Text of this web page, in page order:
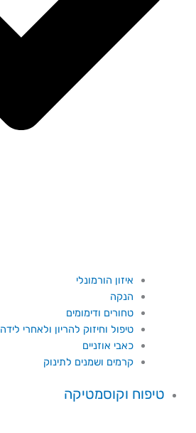
איזון הורמונלי
הנקה
טחורים ודימומים
טיפול וחיזוק להריון ולאחרי לידה
כאבי אוזניים
קרמים ושמנים לתינוק
טיפוח וקוסמטיקה